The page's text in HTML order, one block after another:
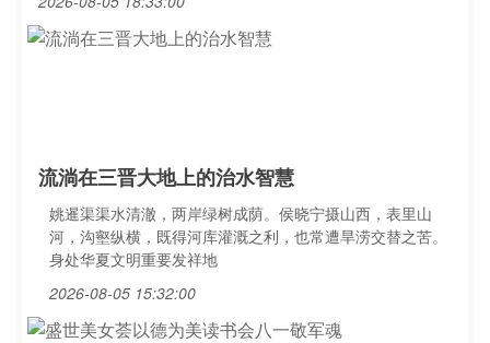
流淌在三晋大地上的治水智慧
姚暹渠渠水清澈，两岸绿树成荫。侯晓宁摄山西，表里山
河，沟壑纵横，既得河库灌溉之利，也常遭旱涝交替之苦。
身处华夏文明重要发祥地
2026-08-05 15:32:00